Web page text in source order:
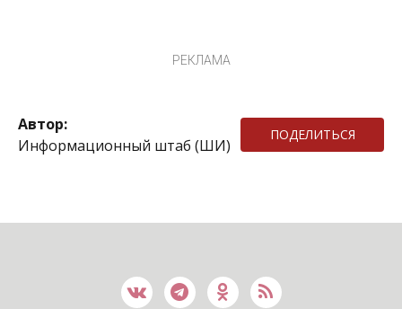
РЕКЛАМА
Автор:
Информационный штаб (ШИ)
ПОДЕЛИТЬСЯ